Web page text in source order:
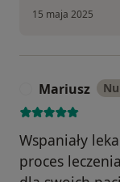
15 maja 2025
Mariusz
Wspaniały
proces